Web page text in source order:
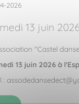
2026
13 juin
"Castel
13 juin 2026 à
: